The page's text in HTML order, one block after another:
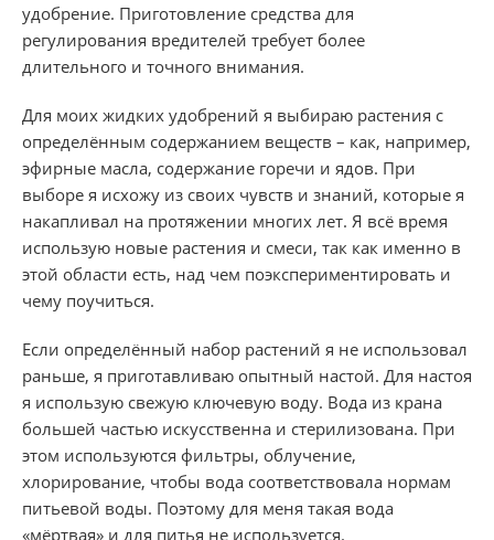
удобрение. Приготовление средства для
регулирования вредителей требует более
длительного и точного внимания.
Для моих жидких удобрений я выбираю растения с
определённым содержанием веществ – как, например,
эфирные масла, содержание горечи и ядов. При
выборе я исхожу из своих чувств и знаний, которые я
накапливал на протяжении многих лет. Я всё время
использую новые растения и смеси, так как именно в
этой области есть, над чем поэкспериментировать и
чему поучиться.
Если определённый набор растений я не использовал
раньше, я приготавливаю опытный настой. Для настоя
я использую свежую ключевую воду. Вода из крана
большей частью искусственна и стерилизована. При
этом используются фильтры, облучение,
хлорирование, чтобы вода соответствовала нормам
питьевой воды. Поэтому для меня такая вода
«мёртвая» и для питья не используется.